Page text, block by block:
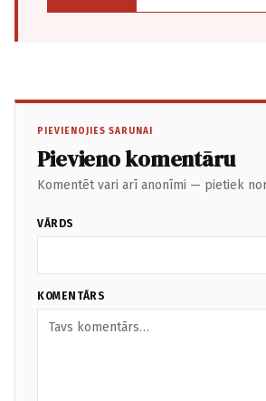
PIEVIENOJIES SARUNAI
Pievieno komentāru
Komentēt vari arī anonīmi — pietiek
VĀRDS
KOMENTĀRS